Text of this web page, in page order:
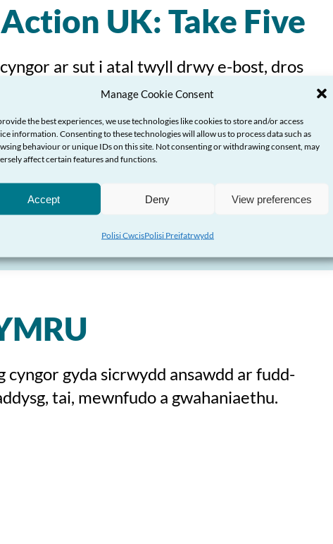
Manage Cookie Consent
the best experiences, we use technologies like cookies to store and/or access
information. Consenting to these technologies will allow us to process data such as
behaviour or unique IDs on this site. Not consenting or withdrawing consent, may
affect certain features and functions.
Accept Deny View preferences
Polisi CwcisPolisi Preifatrwydd
UK: Take Five
ar sut i atal twyll drwy e-bost, dros
gyda sicrwydd ansawdd ar fudd-
tai, mewnfudo a gwahaniaethu.